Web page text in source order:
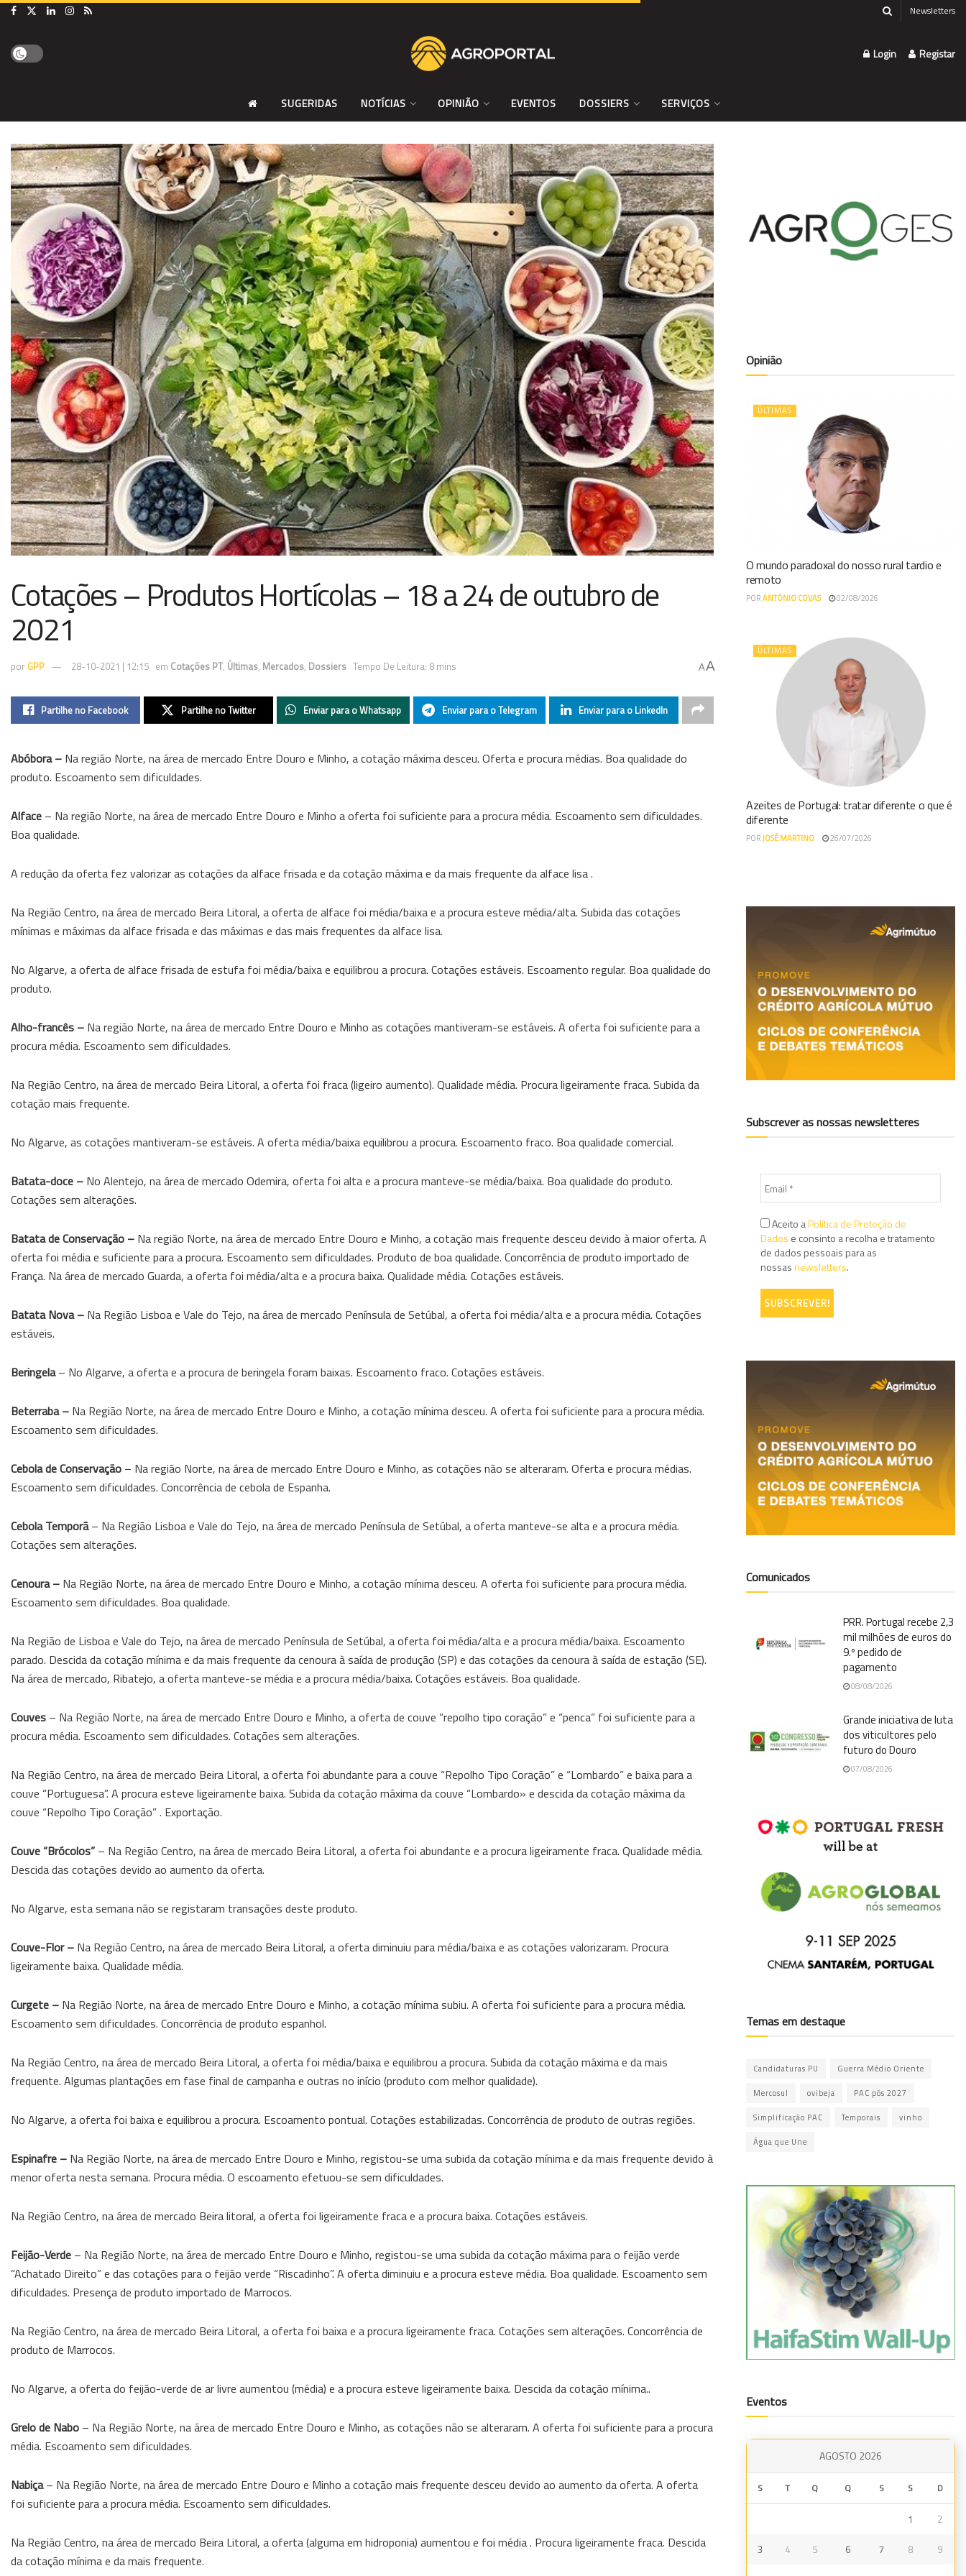
Newsletters
Login Registar
SUGERIDAS NOTÍCIAS OPINIÃO EVENTOS DOSSIERS SERVIÇOS
Cotações – Produtos Hortícolas – 18 a 24 de outubro de
2021
por GPP 28-10-2021 | 12:15 em Cotações PT, Últimas, Mercados, Dossiers Tempo De Leitura: 8 mins AA
Partilhe no Facebook Partilhe no Twitter Enviar para o Whatsapp Enviar para o Telegram Enviar para o LinkedIn
Abóbora – Na região Norte, na área de mercado Entre Douro e Minho, a cotação máxima desceu. Oferta e procura médias. Boa qualidade do
produto. Escoamento sem dificuldades.
Alface – Na região Norte, na área de mercado Entre Douro e Minho a oferta foi suficiente para a procura média. Escoamento sem dificuldades.
Boa qualidade.
A redução da oferta fez valorizar as cotações da alface frisada e da cotação máxima e da mais frequente da alface lisa .
Na Região Centro, na área de mercado Beira Litoral, a oferta de alface foi média/baixa e a procura esteve média/alta. Subida das cotações
mínimas e máximas da alface frisada e das máximas e das mais frequentes da alface lisa.
No Algarve, a oferta de alface frisada de estufa foi média/baixa e equilibrou a procura. Cotações estáveis. Escoamento regular. Boa qualidade do
produto.
Alho-francês – Na região Norte, na área de mercado Entre Douro e Minho as cotações mantiveram-se estáveis. A oferta foi suficiente para a
procura média. Escoamento sem dificuldades.
Na Região Centro, na área de mercado Beira Litoral, a oferta foi fraca (ligeiro aumento). Qualidade média. Procura ligeiramente fraca. Subida da
cotação mais frequente.
No Algarve, as cotações mantiveram-se estáveis. A oferta média/baixa equilibrou a procura. Escoamento fraco. Boa qualidade comercial.
Batata-doce – No Alentejo, na área de mercado Odemira, oferta foi alta e a procura manteve-se média/baixa. Boa qualidade do produto.
Cotações sem alterações.
Batata de Conservação – Na região Norte, na área de mercado Entre Douro e Minho, a cotação mais frequente desceu devido à maior oferta. A
oferta foi média e suficiente para a procura. Escoamento sem dificuldades. Produto de boa qualidade. Concorrência de produto importado de
França. Na área de mercado Guarda, a oferta foi média/alta e a procura baixa. Qualidade média. Cotações estáveis.
Batata Nova – Na Região Lisboa e Vale do Tejo, na área de mercado Península de Setúbal, a oferta foi média/alta e a procura média. Cotações
estáveis.
Beringela– No Algarve, a oferta e a procura de beringela foram baixas. Escoamento fraco. Cotações estáveis.
Beterraba – Na Região Norte, na área de mercado Entre Douro e Minho, a cotação mínima desceu. A oferta foi suficiente para a procura média.
Escoamento sem dificuldades.
Cebola de Conservação – Na região Norte, na área de mercado Entre Douro e Minho, as cotações não se alteraram. Oferta e procura médias.
Escoamento sem dificuldades. Concorrência de cebola de Espanha.
Cebola Temporã– Na Região Lisboa e Vale do Tejo, na área de mercado Península de Setúbal, a oferta manteve-se alta e a procura média.
Cotações sem alterações.
Cenoura – Na Região Norte, na área de mercado Entre Douro e Minho, a cotação mínima desceu. A oferta foi suficiente para procura média.
Escoamento sem dificuldades. Boa qualidade.
Na Região de Lisboa e Vale do Tejo, na área de mercado Península de Setúbal, a oferta foi média/alta e a procura média/baixa. Escoamento
parado. Descida da cotação mínima e da mais frequente da cenoura à saída de produção (SP) e das cotações da cenoura à saída de estação (SE).
Na área de mercado, Ribatejo, a oferta manteve-se média e a procura média/baixa. Cotações estáveis. Boa qualidade.
Couves – Na Região Norte, na área de mercado Entre Douro e Minho, a oferta de couve “repolho tipo coração” e “penca” foi suficiente para a
procura média. Escoamento sem dificuldades. Cotações sem alterações.
Na Região Centro, na área de mercado Beira Litoral, a oferta foi abundante para a couve “Repolho Tipo Coração” e “Lombardo” e baixa para a
couve “Portuguesa”. A procura esteve ligeiramente baixa. Subida da cotação máxima da couve “Lombardo» e descida da cotação máxima da
couve “Repolho Tipo Coração” . Exportação.
Couve “Brócolos” – Na Região Centro, na área de mercado Beira Litoral, a oferta foi abundante e a procura ligeiramente fraca. Qualidade média.
Descida das cotações devido ao aumento da oferta.
No Algarve, esta semana não se registaram transações deste produto.
Couve-Flor – Na Região Centro, na área de mercado Beira Litoral, a oferta diminuiu para média/baixa e as cotações valorizaram. Procura
ligeiramente baixa. Qualidade média.
Curgete – Na Região Norte, na área de mercado Entre Douro e Minho, a cotação mínima subiu. A oferta foi suficiente para a procura média.
Escoamento sem dificuldades. Concorrência de produto espanhol.
Na Região Centro, na área de mercado Beira Litoral, a oferta foi média/baixa e equilibrou a procura. Subida da cotação máxima e da mais
frequente. Algumas plantações em fase final de campanha e outras no início (produto com melhor qualidade).
No Algarve, a oferta foi baixa e equilibrou a procura. Escoamento pontual. Cotações estabilizadas. Concorrência de produto de outras regiões.
Espinafre – Na Região Norte, na área de mercado Entre Douro e Minho, registou-se uma subida da cotação mínima e da mais frequente devido à
menor oferta nesta semana. Procura média. O escoamento efetuou-se sem dificuldades.
Na Região Centro, na área de mercado Beira litoral, a oferta foi ligeiramente fraca e a procura baixa. Cotações estáveis.
Feijão-Verde – Na Região Norte, na área de mercado Entre Douro e Minho, registou-se uma subida da cotação máxima para o feijão verde
“Achatado Direito” e das cotações para o feijão verde “Riscadinho”. A oferta diminuiu e a procura esteve média. Boa qualidade. Escoamento sem
dificuldades. Presença de produto importado de Marrocos.
Na Região Centro, na área de mercado Beira Litoral, a oferta foi baixa e a procura ligeiramente fraca. Cotações sem alterações. Concorrência de
produto de Marrocos.
No Algarve, a oferta do feijão-verde de ar livre aumentou (média) e a procura esteve ligeiramente baixa. Descida da cotação mínima..
Grelo de Nabo – Na Região Norte, na área de mercado Entre Douro e Minho, as cotações não se alteraram. A oferta foi suficiente para a procura
média. Escoamento sem dificuldades.
Nabiça– Na Região Norte, na área de mercado Entre Douro e Minho a cotação mais frequente desceu devido ao aumento da oferta. A oferta
foi suficiente para a procura média. Escoamento sem dificuldades.
Na Região Centro, na área de mercado Beira Litoral, a oferta (alguma em hidroponia) aumentou e foi média . Procura ligeiramente fraca. Descida
da cotação mínima e da mais frequente.
Opinião
ÚLTIMAS
O mundo paradoxal do nosso rural tardio e
remoto
PORANTÓNIO COVAS 02/08/2026
ÚLTIMAS
Azeites de Portugal: tratar diferente o que é
diferente
PORJOSÉ MARTINO 26/07/2026
Subscrever as nossas newsletteres
Aceito aPolítica de Proteção de
Dados e consinto a recolha e tratamento
de dados pessoais para as
nossasnewsletters.
Comunicados
PRR. Portugal recebe 2,3
mil milhões de euros do
9.º pedido de
pagamento
08/08/2026
Grande iniciativa de luta
dos viticultores pelo
futuro do Douro
07/08/2026
Temas em destaque
Candidaturas PU Guerra Médio Oriente
Mercosul ovibeja PAC pós 2027
Simplificação PAC Temporais vinho
Água que Une
Eventos
AGOSTO 2026
S T Q Q S S D
1 2
3 4 5 6 7 8 9